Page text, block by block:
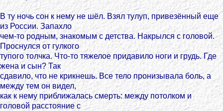
В ту ночь сон к нему не шёл. Взял тулуп, привезённый еще
из России. Запахло
чем-то родным, знакомым с детства. Накрылся с головой.
Проснулся от гулкого
тупого толчка. Что-то тяжелое придавило ноги и грудь. Где
жена и сын? Так
сдавило, что не крикнешь. Все тело пронизывала боль, а
между тем он видел,
как к нему приближалась смерть: между потолком и
головой расстояние с